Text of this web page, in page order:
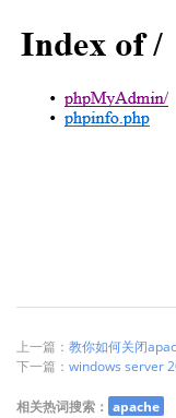
上一篇： 教你如何关闭
下一篇： windows server
相关热词搜索： apache